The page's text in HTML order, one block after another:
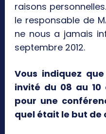
raisons
le responsable de
ne nous a jamais
septembre 2012.
Vous indiquez
invité du 08 au 10
pour une
quel était le but de